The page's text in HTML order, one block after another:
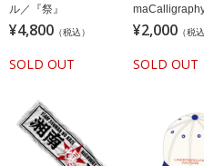
ル／『祭』
¥4,800 （税込）
SOLD OUT
¥2,000 （税込
SOLD OUT